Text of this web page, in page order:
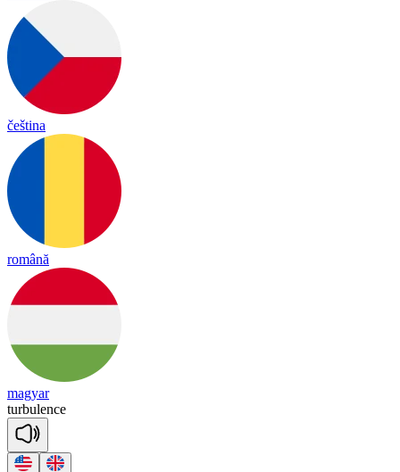
čeština
română
magyar
turbulence